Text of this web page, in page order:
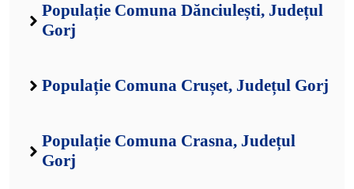
Populație Comuna Dănciulești, Județul
Gorj
Populație Comuna Crușet, Județul Gorj
Populație Comuna Crasna, Județul
Gorj